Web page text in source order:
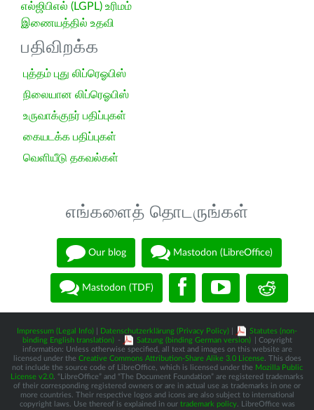
எல்ஜிபிஎல் (LGPL) உரிமம்
இணையத்தில் உதவி
பதிவிறக்க
புத்தம் புது லிப்ரெஓபிஸ்
நிலையான லிப்ரெஓபிஸ்
உருவாக்குநர் பதிப்புகள்
கையடக்க பதிப்புகள்
வெளியீடு தகவல்கள்
எங்களைத் தொடருங்கள்
Our blog Mastodon (LibreOffice)
Mastodon (TDF)
Impressum (Legal Info) Datenschutzerklärung (Privacy Policy)
Statutes (non-
binding English translation) - Satzung (binding German version)
| Copyright
information: Unless otherwise specified, all text and images on this website are
licensed under the Creative Commons Attribution-Share Alike 3.0 License. This does
not include the source code of LibreOffice, which is licensed under the Mozilla Public
License v2.0 . “LibreOffice” and “The Document Foundation” are registered trademarks
of their corresponding registered owners or are in actual use as trademarks in one or
more countries. Their respective logos and icons are also subject to international
copyright laws. Use thereof is explained in our trademark policy. LibreOffice was